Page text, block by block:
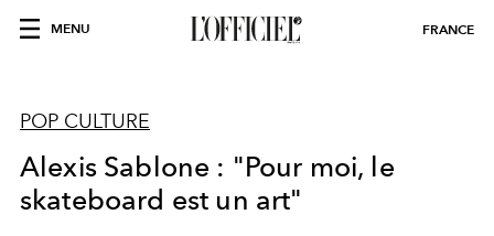
MENU FRANCE
POP CULTURE
Alexis Sablone : "Pour moi, le
skateboard est un art"